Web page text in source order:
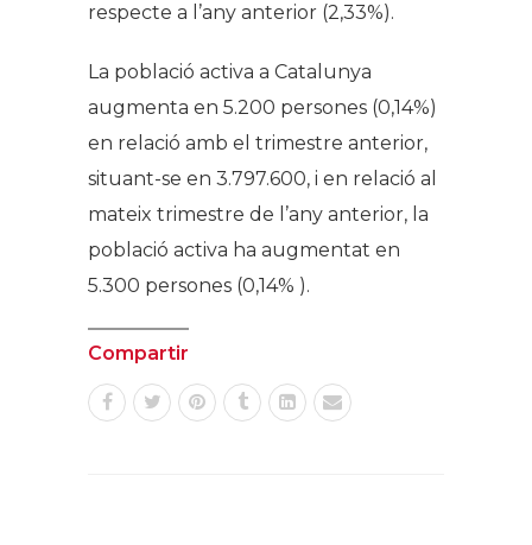
respecte a l’any anterior (2,33%).
La població activa a Catalunya
augmenta en 5.200 persones (0,14%)
en relació amb el trimestre anterior,
situant-se en 3.797.600, i en relació al
mateix trimestre de l’any anterior, la
població activa ha augmentat en
5.300 persones (0,14% ).
Compartir